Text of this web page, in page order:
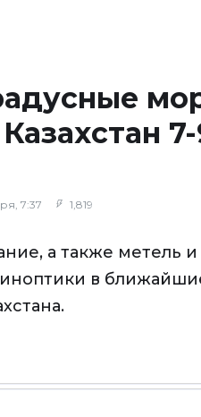
7:37 1,819
а также метель и
в